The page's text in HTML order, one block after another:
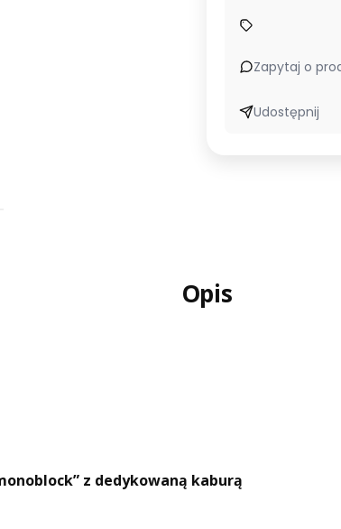
Zapytaj o
Udostępnij
Opis
z dedykowaną kaburą